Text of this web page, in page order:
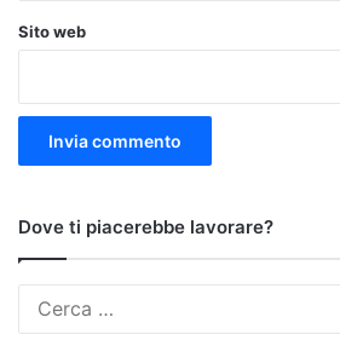
Sito web
Dove ti piacerebbe lavorare?